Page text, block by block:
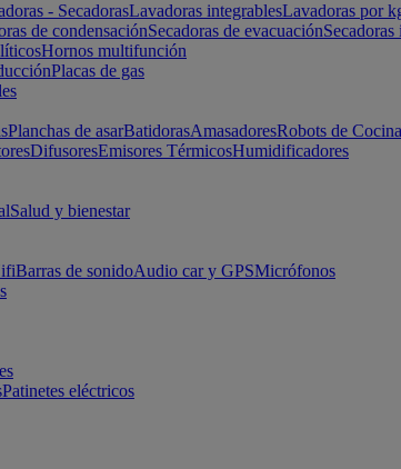
- SecadorasLavadoras integrablesLavadoras por
de condensaciónSecadoras de evacuaciónSecadoras
Hornos multifunción
Placas de gas
Planchas de asarBatidorasAmasadoresRobots de Cocina
DifusoresEmisores TérmicosHumidificadores
Salud y bienestar
Barras de sonidoAudio car y GPSMicrófonos
Patinetes eléctricos